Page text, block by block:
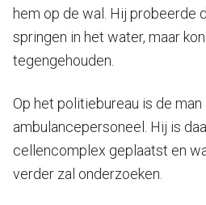
hem op de wal. Hij probeerde
springen in het water, maar
tegengehouden.
Op het politiebureau is de
ambulancepersoneel. Hij is
cellencomplex geplaatst en
verder zal onderzoeken.